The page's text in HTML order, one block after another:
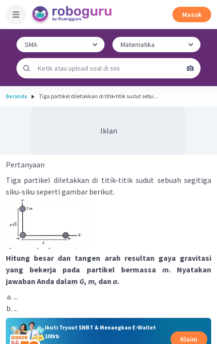
Masuk
Beranda Tiga partikel diletakkan di titik-titik sudut sebu...
Iklan
Pertanyaan
Tiga partikel diletakkan di titik-titik sudut sebuah segitiga
siku-siku seperti gambar berikut.
Hitung besar dan tangen arah resultan gaya gravitasi
yang bekerja pada partikel bermassa m. Nyatakan
jawaban Anda dalam G, m, dan a.
...
...
Ikuti Tryout SNBT & Menangkan E-Wallet
100rb
Klaim